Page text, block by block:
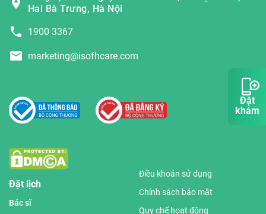
Đặt
khám
Hai Bà Trưng, Hà Nội
1900 3367
marketing@isofhcare.com
Đặt lịch
Bác sĩ
Điều khoản sử dụng
Chính sách bảo mật
Quy chế hoạt động